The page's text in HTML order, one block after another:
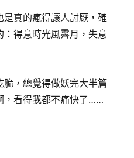
真的瘋得讓人討厭，確
得意時光風霽月，失意
，總覺得做妖完大半篇
，看得我都不痛快了……